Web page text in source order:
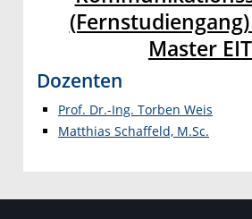
Master EIT
Dozenten
Prof. Dr.-Ing. Torben Weis
Matthias Schaffeld, M.Sc.